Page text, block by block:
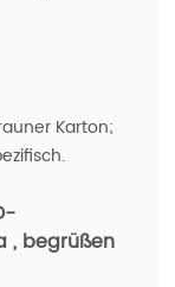
Karton;
, begrüßen